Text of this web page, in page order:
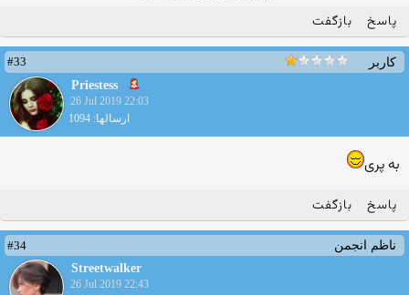
پاسخ بازگفت
کاربر
#33
Priestess
26 Jul 2019 22:03
ارسالها: 1094
به پری
پاسخ بازگفت
ناظم انجمن
#34
Streetwalker
26 Jul 2019 22:43